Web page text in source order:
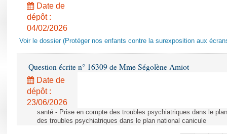
Date de
dépôt :
04/02/2026
Voir le dossier (Protéger nos enfants contre la surexposition aux
Question écrite n° 16309 de Mme Ségolène Amiot
Date de
dépôt :
23/06/2026
santé - Prise en compte des troubles psychiatriques dans le
des troubles psychiatriques dans le plan national canicule